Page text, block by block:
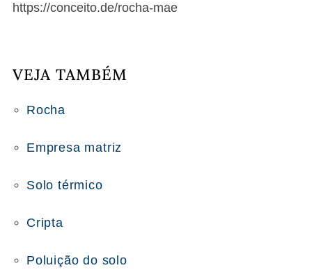
https://conceito.de/rocha-mae
VEJA TAMBÉM
Rocha
Empresa matriz
Solo térmico
Cripta
Poluição do solo